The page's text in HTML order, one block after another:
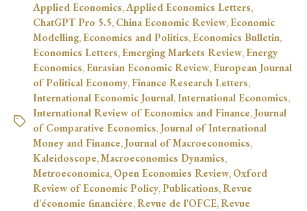
Applied Economics,Applied Economics Letters,
ChatGPT Pro 5.5, China Economic Review, Economic
Modelling, Economics and Politics, Economics Bulletin,
Economics Letters, Emerging Markets Review, Energy
Economics, Eurasian Economic Review, European Journal
of Political Economy, Finance Research Letters,
International Economic Journal,International Economics,
International Review of Economics and Finance, Journal
of Comparative Economics, Journal of International
Money and Finance, Journal of Macroeconomics,
Kaleidoscope,Macroeconomics Dynamics,
Metroeconomica, Open Economies Review, Oxford
Review of Economic Policy,Publications,Revue
d'économie financière,Revue de l'OFCE,Revue